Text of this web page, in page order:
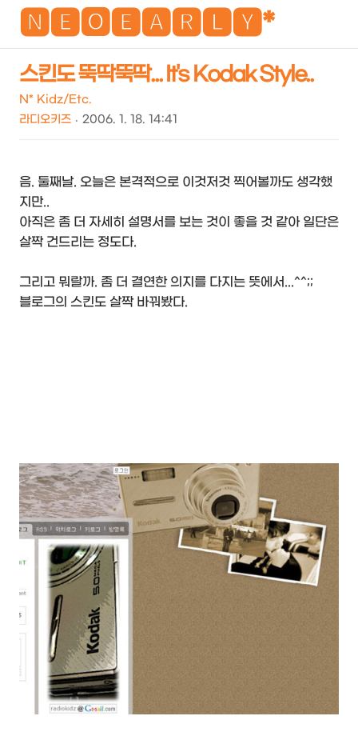
🅽🅴🅾🅴🅰🆁🅻🆈*
스킨도 뚝딱뚝딱... It's Kodak Style..
N* Kidz/Etc.
라디오키즈
2006. 1. 18. 14:41
음. 둘째날. 오늘은 본격적으로 이것저것 찍어볼까도 생각했
지만..
아직은 좀 더 자세히 설명서를 보는 것이 좋을 것 같아 일단은
살짝 건드리는 정도다.
그리고 뭐랄까. 좀 더 결연한 의지를 다지는 뜻에서...^^;;
블로그의 스킨도 살짝 바꿔봤다.